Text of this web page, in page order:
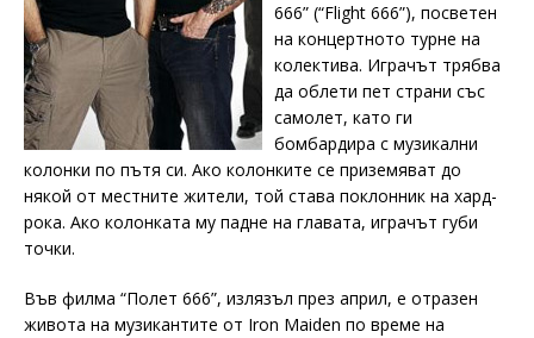
666” (“Flight 666”), посветен
на концертното турне на
колектива. Играчът трябва
да облети пет страни със
самолет, като ги
бомбардира с музикални
колонки по пътя си. Ако колонките се приземяват до
някой от местните жители, той става поклонник на хард-
рока. Ако колонката му падне на главата, играчът губи
точки.
Във филма “Полет 666”, излязъл през април, е отразен
живота на музикантите от Iron Maiden по време на